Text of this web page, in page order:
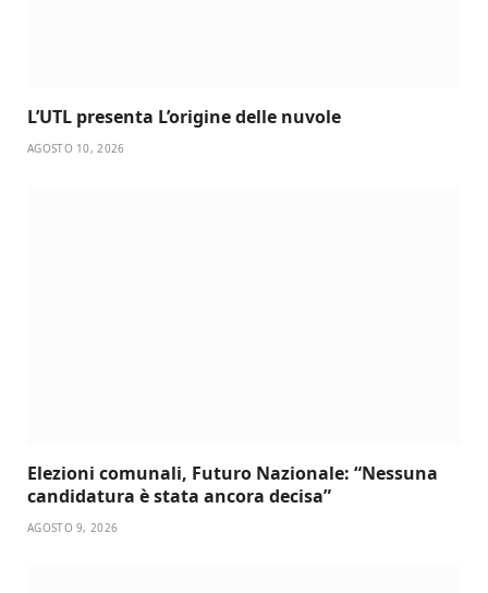
L’UTL presenta L’origine delle nuvole
AGOSTO 10, 2026
Elezioni comunali, Futuro Nazionale: “Nessuna
candidatura è stata ancora decisa”
AGOSTO 9, 2026